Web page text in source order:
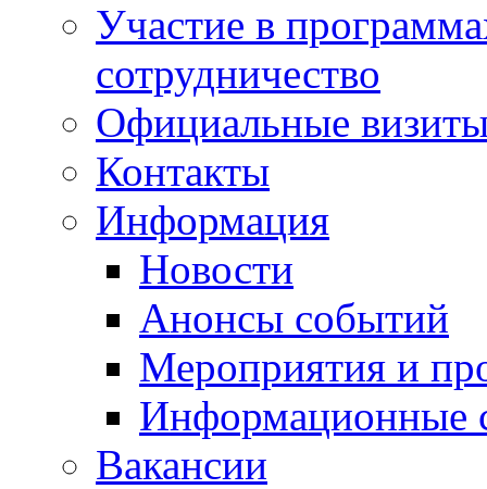
Участие в
сотрудничество
Официальные
Контакты
Информация
Новости
Анонсы событий
Мероприятия и
Информационные
Вакансии